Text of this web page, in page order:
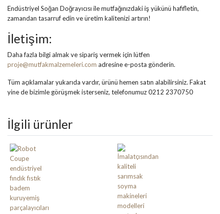
Endüstriyel Soğan Doğrayıcısı ile mutfağınızdaki iş yükünü hafifletin,
zamandan tasarruf edin ve üretim kalitenizi artırın!
İletişim:
Daha fazla bilgi almak ve sipariş vermek için lütfen
proje@mutfakmalzemeleri.com adresine e-posta gönderin.
Tüm açıklamalar yukarıda vardır, ürünü hemen satın alabilirsiniz. Fakat
yine de bizimle görüşmek isterseniz, telefonumuz 0212 2370750
İlgili ürünler